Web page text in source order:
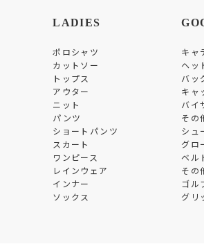
LADIES
ポロシャツ
カットソー
トップス
アウター
ニット
パンツ
ショートパンツ
スカート
ワンピース
レインウェア
インナー
ソックス
キャ
ヘッ
バッ
キャ
バイ
その
シュ
グロ
ベル
その
ゴル
グリ